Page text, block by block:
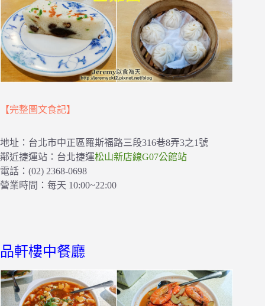
【完整圖文食記】
地址：台北市中正區羅斯福路三段316巷8弄3之1號
鄰近捷運站：台北捷運松山新店線G07公館站
電話：(02) 2368-0698
營業時間：每天 10:00~22:00
品軒樓中餐廳